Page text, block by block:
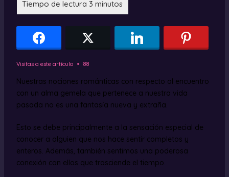
Visitas a este artículo 88
Nuestras nociones románticas con respecto al encuentro
con un alma gemela que pertenece a nuestra vida
pasada no es una fantasía nueva y extraña.
Esto se debe principalmente a la sensación especial de
conocer a alguien que nos hace sentir completos y
enteros. Además, también sentimos una poderosa
conexión con ellos que trasciende el tiempo.